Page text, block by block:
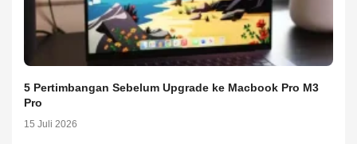
5 Pertimbangan Sebelum Upgrade ke Macbook Pro M3
Pro
15 Juli 2026